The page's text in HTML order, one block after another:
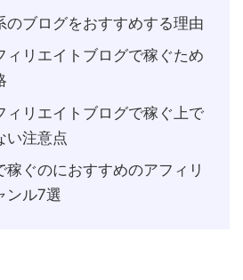
のブログをおすすめする理由
ィリエイトブログで稼ぐため
ィリエイトブログで稼ぐ上で
い注意点
稼ぐのにおすすめのアフィリ
ンル7選